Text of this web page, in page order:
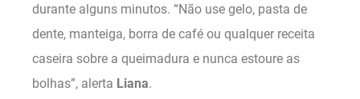
durante alguns minutos. “Não use gelo, pasta de
dente, manteiga, borra de café ou qualquer receita
caseira sobre a queimadura e nunca estoure as
bolhas”, alerta Liana.